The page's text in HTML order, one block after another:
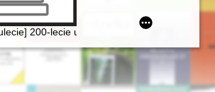
polskiej nowoczesności
200-lecie urodzin Fryderyka Chopina